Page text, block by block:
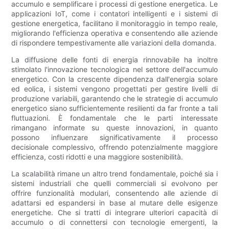
accumulo e semplificare i processi di gestione energetica. Le
applicazioni IoT, come i contatori intelligenti e i sistemi di
gestione energetica, facilitano il monitoraggio in tempo reale,
migliorando l'efficienza operativa e consentendo alle aziende
di rispondere tempestivamente alle variazioni della domanda.
La diffusione delle fonti di energia rinnovabile ha inoltre
stimolato l'innovazione tecnologica nel settore dell'accumulo
energetico. Con la crescente dipendenza dall'energia solare
ed eolica, i sistemi vengono progettati per gestire livelli di
produzione variabili, garantendo che le strategie di accumulo
energetico siano sufficientemente resilienti da far fronte a tali
fluttuazioni. È fondamentale che le parti interessate
rimangano informate su queste innovazioni, in quanto
possono influenzare significativamente il processo
decisionale complessivo, offrendo potenzialmente maggiore
efficienza, costi ridotti e una maggiore sostenibilità.
La scalabilità rimane un altro trend fondamentale, poiché sia ​​i
sistemi industriali che quelli commerciali si evolvono per
offrire funzionalità modulari, consentendo alle aziende di
adattarsi ed espandersi in base al mutare delle esigenze
energetiche. Che si tratti di integrare ulteriori capacità di
accumulo o di connettersi con tecnologie emergenti, la